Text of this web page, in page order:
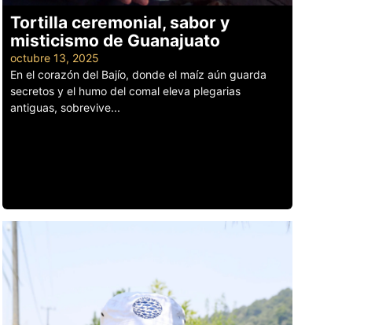
Tortilla ceremonial, sabor y
misticismo de Guanajuato
octubre 13, 2025
En el corazón del Bajío, donde el maíz aún guarda
secretos y el humo del comal eleva plegarias
antiguas, sobrevive...